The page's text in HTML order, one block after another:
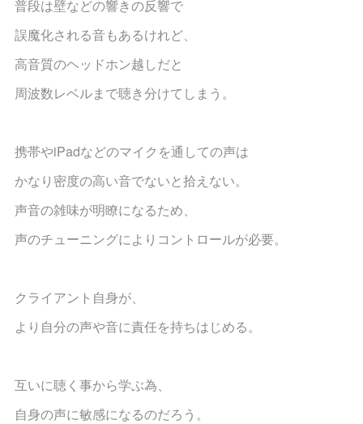
普段は壁などの響きの反響で
誤魔化される音もあるけれど、
高音質のヘッドホン越しだと
周波数レベルまで聴き分けてしまう。‬
携帯やiPadなどのマイクを通しての声は
かなり密度の高い音でないと拾えない。
声音の雑味が明瞭になるため、
声のチューニングによりコントロールが必要。
クライアント自身が、
より自分の声や音に責任を持ちはじめる。
互いに聴く事から学ぶ為、
自身の声に敏感になるのだろう。